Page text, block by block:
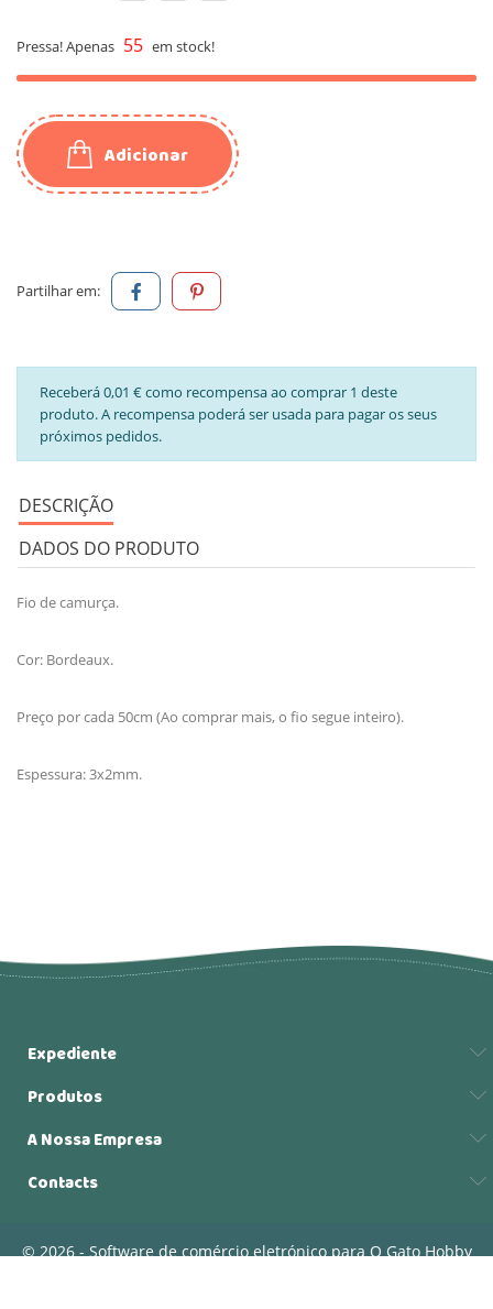
Pressa! Apenas 55 em stock!
Adicionar
Partilhar em:
Receberá 0,01 € como recompensa ao comprar 1 deste
produto. A recompensa poderá ser usada para pagar os seus
próximos pedidos.
DESCRIÇÃO
DADOS DO PRODUTO
Fio de camurça.
Cor: Bordeaux.
Preço por cada 50cm (Ao comprar mais, o fio segue inteiro).
Espessura: 3x2mm.
Expediente
Produtos
A Nossa Empresa
Contacts
© 2026 - Software de comércio eletrónico para O Gato Hobby